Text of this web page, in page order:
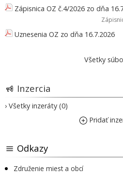
Zápisnica OZ č.4/2026 zo dňa
Uznesenia OZ zo dňa 16.7.2026
Všetky
Inzercia
› Všetky inzeráty (0)
Pridať
Odkazy
Združenie miest a obcí